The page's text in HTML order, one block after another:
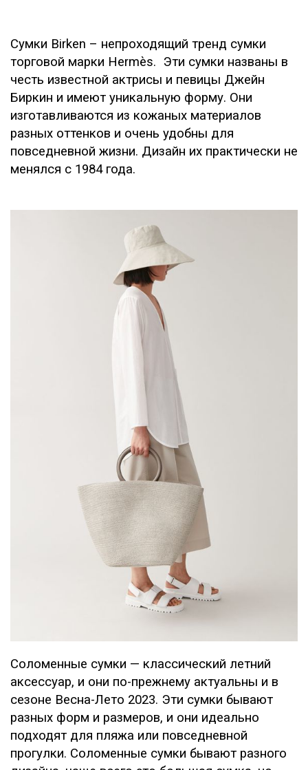
Сумки Birken – непроходящий тренд сумки
торговой марки Hermès. Эти сумки названы в
честь известной актрисы и певицы Джейн
Биркин и имеют уникальную форму. Они
изготавливаются из кожаных материалов
разных оттенков и очень удобны для
повседневной жизни. Дизайн их практически не
менялся с 1984 года.
Соломенные сумки — классический летний
аксессуар, и они по-прежнему актуальны и в
сезоне Весна-Лето 2023. Эти сумки бывают
разных форм и размеров, и они идеально
подходят для пляжа или повседневной
прогулки. Соломенные сумки бывают разного